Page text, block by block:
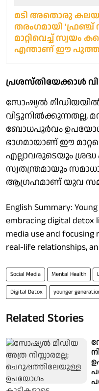
മടി അതൊരു
തരംഗമായി
മാറ്റിവെച്ച് സ്വയം
എന്താണ് ഈ
പ്രശസ്തിയേക്കാൾ
സോഷ്യൽ
ബോധപൂർവം
ഭാഗമായാണ് ഈ
എല്ലാവരുടെയും ശ്രദ്ധ
സ്വതന്ത്രമായും
ആഗ്രഹമാണ് യുവ
English Summary:
embracing digital detox
media use and focusing
real-life relationships,
Social Media Mental Health
Digital Detox younger
Related Stories